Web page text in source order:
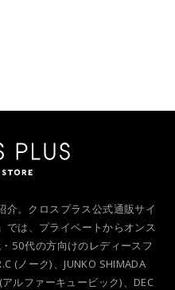
介。クロスプラス公式通販サイ
では、プライベートからオンス
50代の方向けのレディースフ
(ノーク)、JUNKO SHIMADA
ルファーキュービック)、DEC